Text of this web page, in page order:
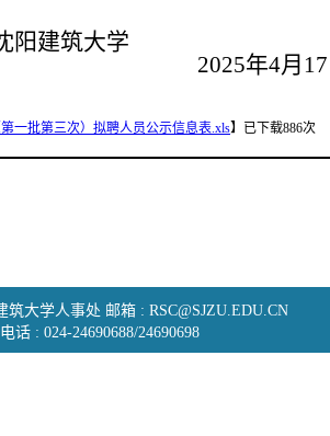
学
2025年4月 17
一批第三次）拟聘人员公示信息表.xls】 已下载886次
大学人事处 邮箱 : RSC@SJZU.EDU.CN
话 : 024-24690688/24690698